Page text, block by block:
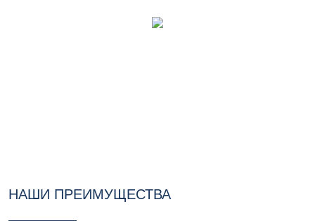
НАШИ ПРЕИМУЩЕСТВА